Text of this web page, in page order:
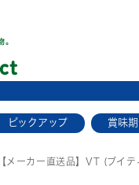
ピックアップ 賞味
【メーカー直送品】VT (ブイ